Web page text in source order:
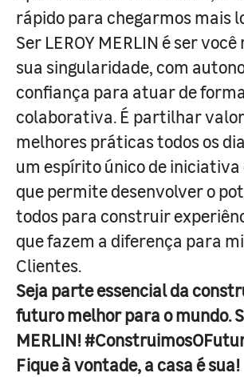
rápido para chegarmos mais
Ser LEROY MERLIN é ser
sua singularidade, com
confiança para atuar de
colaborativa. É partilhar
melhores práticas todos os
um espírito único de
que permite desenvolver o
todos para construir
que fazem a diferença para
Clientes.
Seja parte essencial da
futuro melhor para o mundo.
MERLIN!
Fique à vontade, a casa é sua!